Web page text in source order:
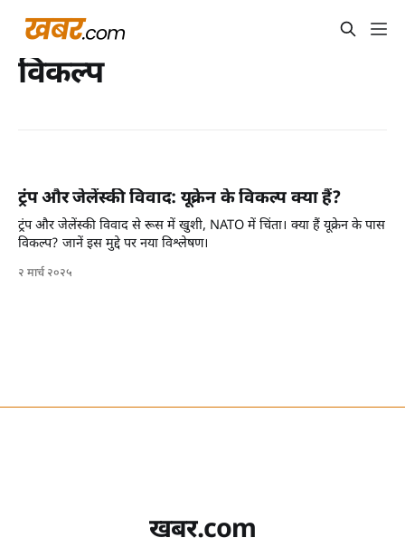
विकल्प
ट्रंप और जेलेंस्की विवाद: यूक्रेन के विकल्प क्या हैं?
ट्रंप और जेलेंस्की विवाद से रूस में खुशी, NATO में चिंता। क्या हैं यूक्रेन के पास
विकल्प? जानें इस मुद्दे पर नया विश्लेषण।
२ मार्च २०२५
खबर.com